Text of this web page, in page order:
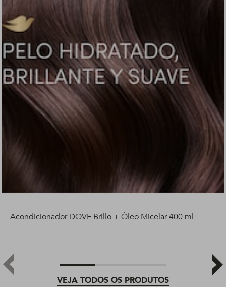
VEJA TODOS OS PRODUTOS
Acondicionador DOVE Brillo + Óleo Micelar 400 ml